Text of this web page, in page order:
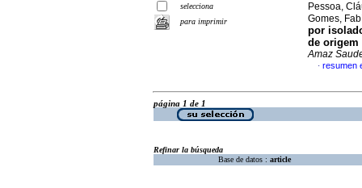
selecciona
para imprimir
Pessoa,
Gomes,
por
de origem
Amaz
· resumen
página 1 de 1
Refinar la búsqueda
Base de datos : article